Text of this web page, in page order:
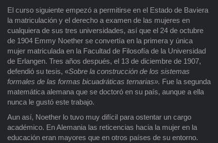
El curso siguiente empezó a permitirse en el Estado de Baviera
la matriculación y el derecho a examen de las mujeres en
cualquiera de sus tres universidades, así que el 24 de octubre
de 1904 Emmy Noether se convertía en la primera y única
mujer matriculada en la Facultad de Filosofía de la Universidad
de Erlangen. Tres años después, el 13 de diciembre de 1907,
defendió su tesis, «Sobre la construcción de los sistemas
formales de las formas bicuadráticas ternarias». Fue la segunda
matemática alemana que se doctoró en su país, aunque a ella
nunca le gustó este trabajo.
Aun así, Noether lo tuvo muy difícil para ostentar un cargo
académico. En Alemania las reticencias hacia la mujer en la
educación eran mayores que en otros países de su entorno.